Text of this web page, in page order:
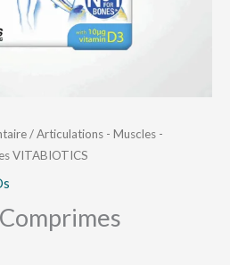
/Articulations - Muscles -
VITABIOTICS